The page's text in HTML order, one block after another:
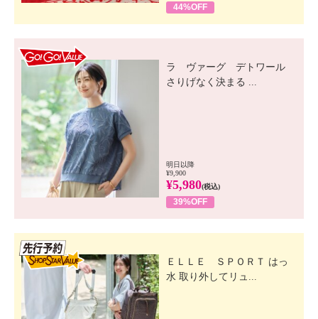
44%OFF
ラ ヴァーグ デトワール
さりげなく決まる ...
明日以降
¥9,900
¥5,980(税込)
39%OFF
ＥＬＬＥ ＳＰＯＲＴ はっ
水 取り外してリュ...